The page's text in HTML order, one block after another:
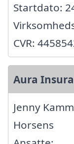
Startdato:
CVR:
Aura
Jenny
Horsens